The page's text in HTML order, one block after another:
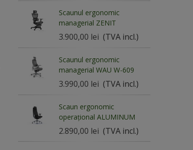
Scaunul ergonomic
managerial ZENIT
3.900,00 lei (TVA incl.)
Scaunul ergonomic
managerial WAU W-609
3.990,00 lei (TVA incl.)
Scaun ergonomic
operațional ALUMINUM
2.890,00 lei (TVA incl.)